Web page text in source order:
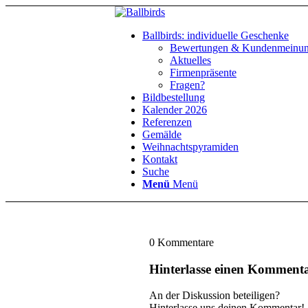
Ballbirds: individuelle Geschenke
Bewertungen &
Aktuelles
Firmenpräsente
Fragen?
Bildbestellung
Kalender 2026
Referenzen
Gemälde
Weihnachtspyramiden
Kontakt
Suche
Menü Menü
0 Kommentare
Hinterlasse einen
An der Diskussion beteiligen?